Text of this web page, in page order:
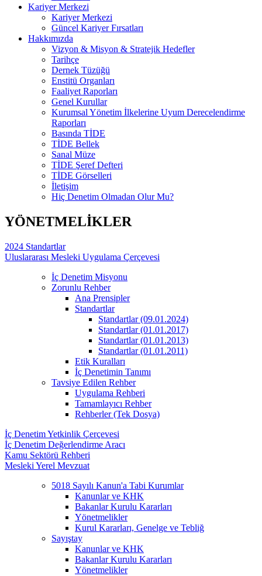
Kariyer Merkezi
Kariyer Merkezi
Güncel Kariyer Fırsatları
Hakkımızda
Vizyon & Misyon & Stratejik Hedefler
Tarihçe
Dernek Tüzüğü
Enstitü Organları
Faaliyet Raporları
Genel Kurullar
Kurumsal Yönetim İlkelerine Uyum Derecelendirme
Raporları
Basında TİDE
TİDE Bellek
Sanal Müze
TİDE Şeref Defteri
TİDE Görselleri
İletişim
Hiç Denetim Olmadan Olur Mu?
YÖNETMELİKLER
2024 Standartlar
Uluslararası Mesleki Uygulama Çerçevesi
İç Denetim Misyonu
Zorunlu Rehber
Ana Prensipler
Standartlar
Standartlar (09.01.2024)
Standartlar (01.01.2017)
Standartlar (01.01.2013)
Standartlar (01.01.2011)
Etik Kuralları
İç Denetimin Tanımı
Tavsiye Edilen Rehber
Uygulama Rehberi
Tamamlayıcı Rehber
Rehberler (Tek Dosya)
İç Denetim Yetkinlik Çerçevesi
İç Denetim Değerlendirme Aracı
Kamu Sektörü Rehberi
Mesleki Yerel Mevzuat
5018 Sayılı Kanun'a Tabi Kurumlar
Kanunlar ve KHK
Bakanlar Kurulu Kararları
Yönetmelikler
Kurul Kararları, Genelge ve Tebliğ
Sayıştay
Kanunlar ve KHK
Bakanlar Kurulu Kararları
Yönetmelikler